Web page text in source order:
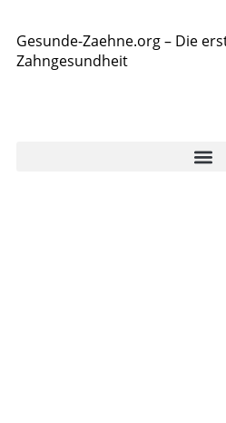
Gesunde-Zaehne.org – Die
Zahngesundheit